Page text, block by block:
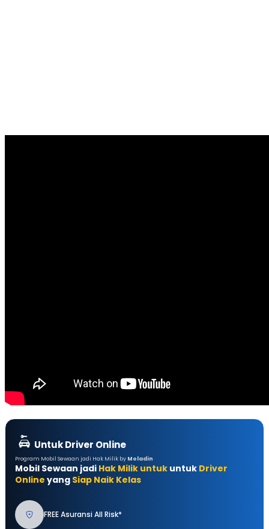
Untuk Driver Online
Program Mobil Sewaan jadi Hak Milik by Moladin
Mobil Sewaan jadi Hak Milik untuk untuk Driver
Online yang Siap Naik Kelas
FREE Asuransi All Risk*